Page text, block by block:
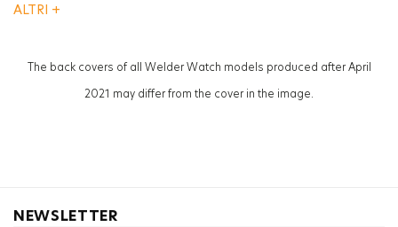
Funzione
Vetro
:
Minerale
ALTRI +
The back covers of all Welder Watch models produced after April
2021 may differ from the cover in the image.
NEWSLETTER